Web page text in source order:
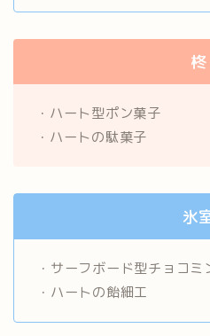
柊
・ハート型ポン菓子
・ハートの駄菓子
氷
・サーフボード型チョコミ
・ハートの飴細工